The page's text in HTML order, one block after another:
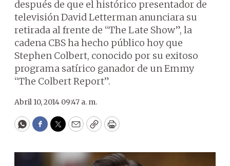
después de que el histórico presentador de
televisión David Letterman anunciara su
retirada al frente de “The Late Show”, la
cadena CBS ha hecho público hoy que
Stephen Colbert, conocido por su exitoso
programa satírico ganador de un Emmy
“The Colbert Report”.
Abril 10, 2014 09:47 a. m.
WhatsApp
Facebook
Twitter
EmailCopyPrint